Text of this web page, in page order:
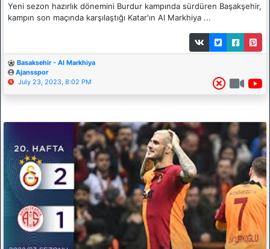
Yeni sezon hazırlık dönemini Burdur kampında sürdüren Başakşehir,
kampın son maçında karşılaştığı Katar'ın Al Markhiya ...
Basaksehir - Al Markhiya
Ajansspor
July 23, 2023, 8:02 PM